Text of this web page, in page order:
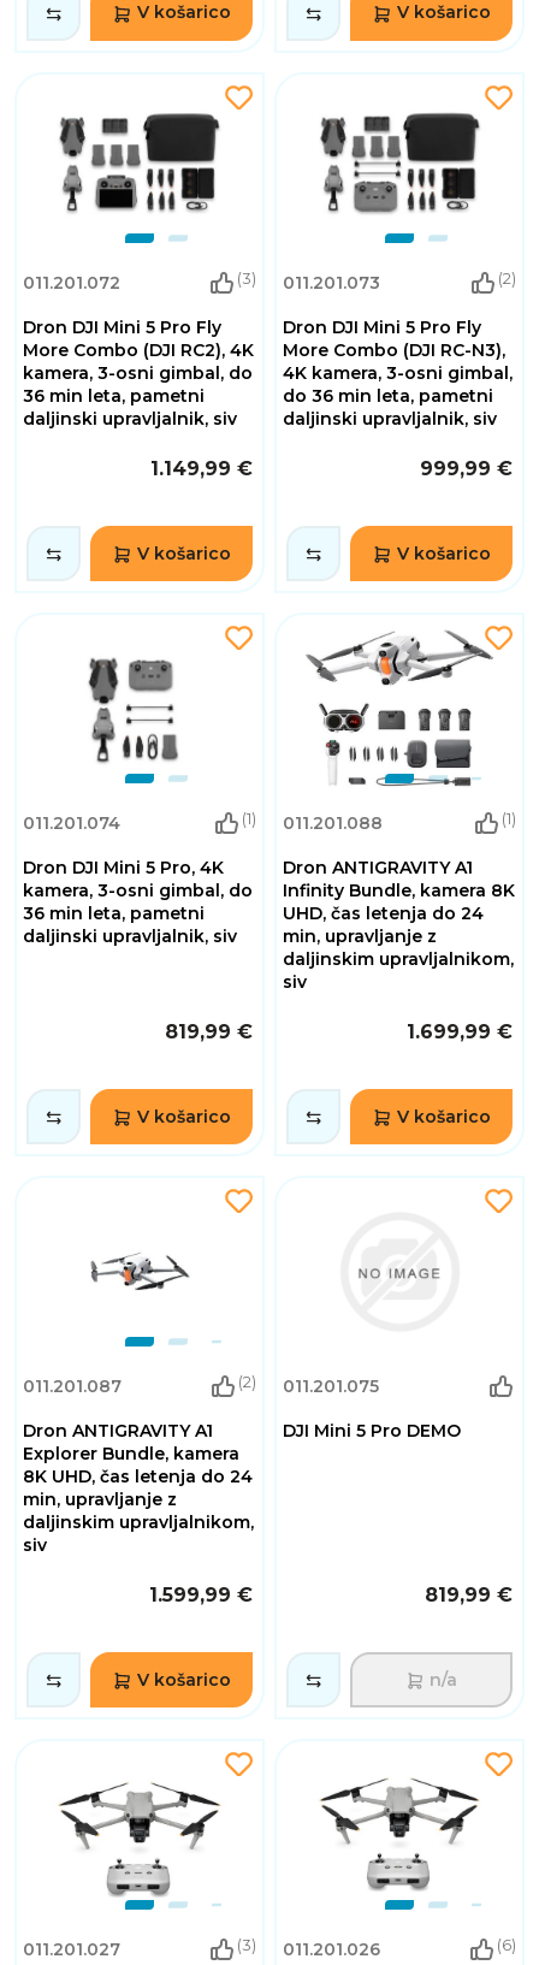
V košarico V košarico
011.201.072 (3)
Dron DJI Mini 5 Pro Fly
More Combo (DJI RC2), 4K
kamera, 3-osni gimbal, do
36 min leta, pametni
daljinski upravljalnik, siv
1.149,99 €
V košarico
011.201.073 (2)
Dron DJI Mini 5 Pro Fly
More Combo (DJI RC-N3),
4K kamera, 3-osni gimbal,
do 36 min leta, pametni
daljinski upravljalnik, siv
999,99 €
V košarico
011.201.074 (1)
Dron DJI Mini 5 Pro, 4K
kamera, 3-osni gimbal, do
36 min leta, pametni
daljinski upravljalnik, siv
819,99 €
V košarico
011.201.088 (1)
Dron ANTIGRAVITY A1
Infinity Bundle, kamera 8K
UHD, čas letenja do 24
min, upravljanje z
daljinskim upravljalnikom,
siv
1.699,99 €
V košarico
011.201.087 (2)
Dron ANTIGRAVITY A1
Explorer Bundle, kamera
8K UHD, čas letenja do 24
min, upravljanje z
daljinskim upravljalnikom,
siv
1.599,99 €
V košarico
011.201.075
DJI Mini 5 Pro DEMO
819,99 €
n/a
011.201.027 (3) 011.201.026 (6)